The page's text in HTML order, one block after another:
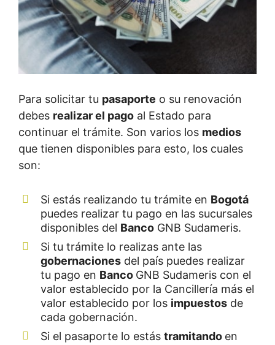
Para solicitar tu pasaporte o su renovación
debes realizar el pago al Estado para
continuar el trámite. Son varios los medios
que tienen disponibles para esto, los cuales
son:
Si estás realizando tu trámite en Bogotá
puedes realizar tu pago en las sucursales
disponibles del Banco GNB Sudameris.
Si tu trámite lo realizas ante las
gobernaciones del país puedes realizar
tu pago en Banco GNB Sudameris con el
valor establecido por la Cancillería más el
valor establecido por los impuestos de
cada gobernación.
Si el pasaporte lo estás tramitando en